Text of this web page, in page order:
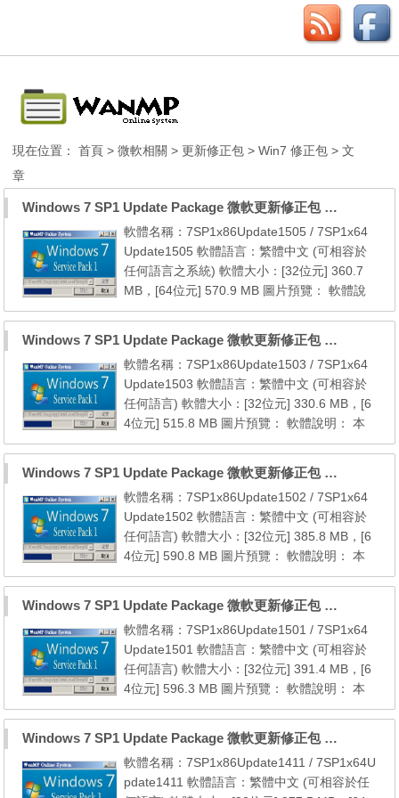
現在位置：首頁 >微軟相關 >更新修正包 >Win7 修正包 > 文
章
Windows 7 SP1 Update Package 微軟更新修正包 (2015.05月份)
軟體名稱：7SP1x86Update1505 / 7SP1x64
Update1505 軟體語言：繁體中文 (可相容於
任何語言之系統) 軟體大小：[32位元] 360.7
MB，[64位元] 570.9 MB 圖片預覽： 軟體說
明： 本更新包包含自 7 SP1 [32位元] 以後至2
015年05月份的所有微軟官方更新檔 本更新包
包含自 7 SP1 [64位元] 以後至2015年05月份
的所有微軟官方更新檔 系統需求： 01. Windo
ws 7 SP1 (x86/x64) 02. Windows Internet Ex
plorer 8 _．(內...
Windows 7 SP1 Update Package 微軟更新修正包 (2015.03月份)
軟體名稱：7SP1x86Update1503 / 7SP1x64
Update1503 軟體語言：繁體中文 (可相容於
任何語言) 軟體大小：[32位元] 330.6 MB，[6
4位元] 515.8 MB 圖片預覽： 軟體說明： 本
更新包包含自 7 SP1 [32位元] 以後至2015年0
3月份的所有微軟官方更新檔 本更新包包含自
7 SP1 [64位元] 以後至2015年03月份的所有
微軟官方更新檔 系統需求： 01. Windows 7 S
P1 (x86/x64) 02. Windows Internet Explorer
8 _．(內建於 Wi...
Windows 7 SP1 Update Package 微軟更新修正包 (2015.02月份)
軟體名稱：7SP1x86Update1502 / 7SP1x64
Update1502 軟體語言：繁體中文 (可相容於
任何語言) 軟體大小：[32位元] 385.8 MB，[6
4位元] 590.8 MB 圖片預覽： 軟體說明： 本
更新包包含自 7 SP1 [32位元] 以後至2015年0
2月份的所有微軟官方更新檔 本更新包包含自
7 SP1 [64位元] 以後至2015年02月份的所有
微軟官方更新檔 系統需求： 01. Windows 7 S
P1 (x86/x64) 02. Windows Internet Explorer
8 _．(內建於 Wi...
Windows 7 SP1 Update Package 微軟更新修正包 (2015.01月份)
軟體名稱：7SP1x86Update1501 / 7SP1x64
Update1501 軟體語言：繁體中文 (可相容於
任何語言) 軟體大小：[32位元] 391.4 MB，[6
4位元] 596.3 MB 圖片預覽： 軟體說明： 本
更新包包含自 7 SP1 [32位元] 以後至2015年0
1月份的所有微軟官方更新檔 本更新包包含自
7 SP1 [64位元] 以後至2015年01月份的所有
微軟官方更新檔 系統需求： 01. Windows 7 S
P1 (x86/x64) 02. Windows Internet Explorer
Windows 7 SP1 Update Package 微軟更新修正包 (2014.11月份)
軟體名稱：7SP1x86Update1411 / 7SP1x64U
pdate1411 軟體語言：繁體中文 (可相容於任